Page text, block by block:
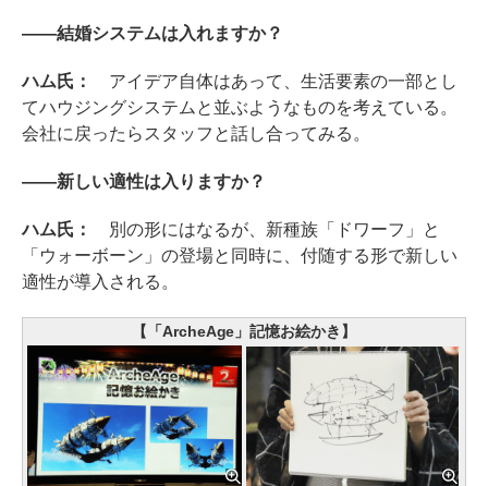
――結婚システムは入れますか？
ハム氏：
アイデア自体はあって、生活要素の一部とし
てハウジングシステムと並ぶようなものを考えている。
会社に戻ったらスタッフと話し合ってみる。
――新しい適性は入りますか？
ハム氏：
別の形にはなるが、新種族「ドワーフ」と
「ウォーボーン」の登場と同時に、付随する形で新しい
適性が導入される。
【「ArcheAge」記憶お絵かき】